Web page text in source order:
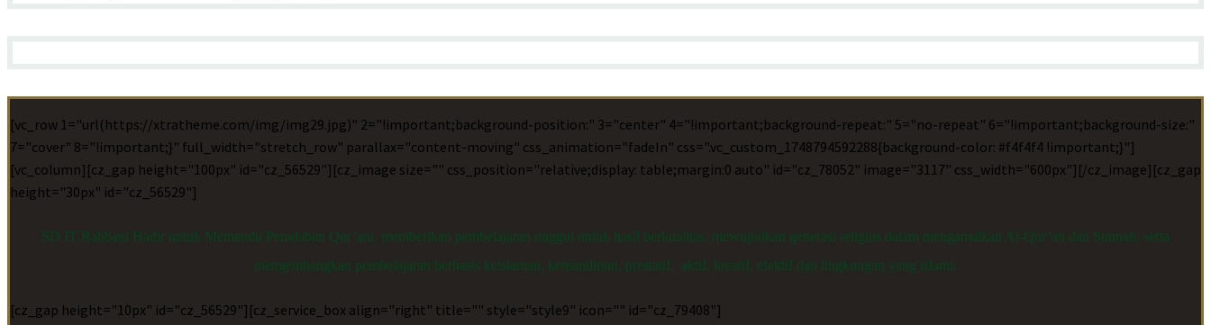
[vc_row 1="url(https://xtratheme.com/img/img29.jpg)" 2="!important;background-position:" 3="center" 4="!important;background-repeat:" 5="no-repeat" 6="!important;background-size:"
7="cover" 8="!important;}" full_width="stretch_row" parallax="content-moving" css_animation="fadeIn" css=".vc_custom_1748794592288{background-color: #f4f4f4 !important;}"]
[vc_column][cz_gap height="100px" id="cz_56529"][cz_image size="" css_position="relative;display: table;margin:0 auto" id="cz_78052" image="3117" css_width="600px"][/cz_image][cz_gap
height="30px" id="cz_56529"]
SD IT Rabbani Hadir untuk Memandu Peradaban Qur’ani, memberikan pembelajaran unggul untuk hasil berkualitas, mewujudkan generasi religius dalam mengamalkan Al-Qur’an dan Sunnah, serta
mengembangkan pembelajaran berbasis keislaman, kemandirian, prestatif, aktif, kreatif, efektif dan lingkungan yang islami.
[cz_gap height="10px" id="cz_56529"][cz_service_box align="right" title="" style="style9" icon="" id="cz_79408"]